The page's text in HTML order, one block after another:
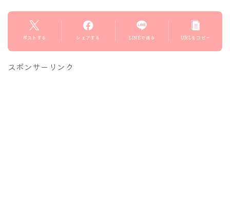
ポストする シェアする LINEで送る URLをコピー
スポンサーリンク